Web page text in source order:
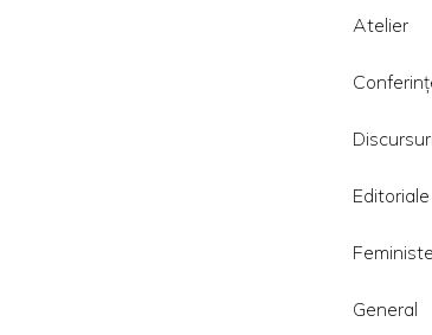
Atelier
Discursuri
Editoriale
Feministe
General